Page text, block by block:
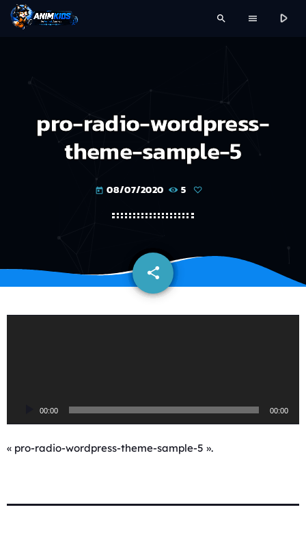
search menu play_arrow
pro-radio-wordpress-
theme-sample-5
today 08/07/2020 5
share
email
u
00:00 00:00
« pro-radio-wordpress-theme-sample-5 ».